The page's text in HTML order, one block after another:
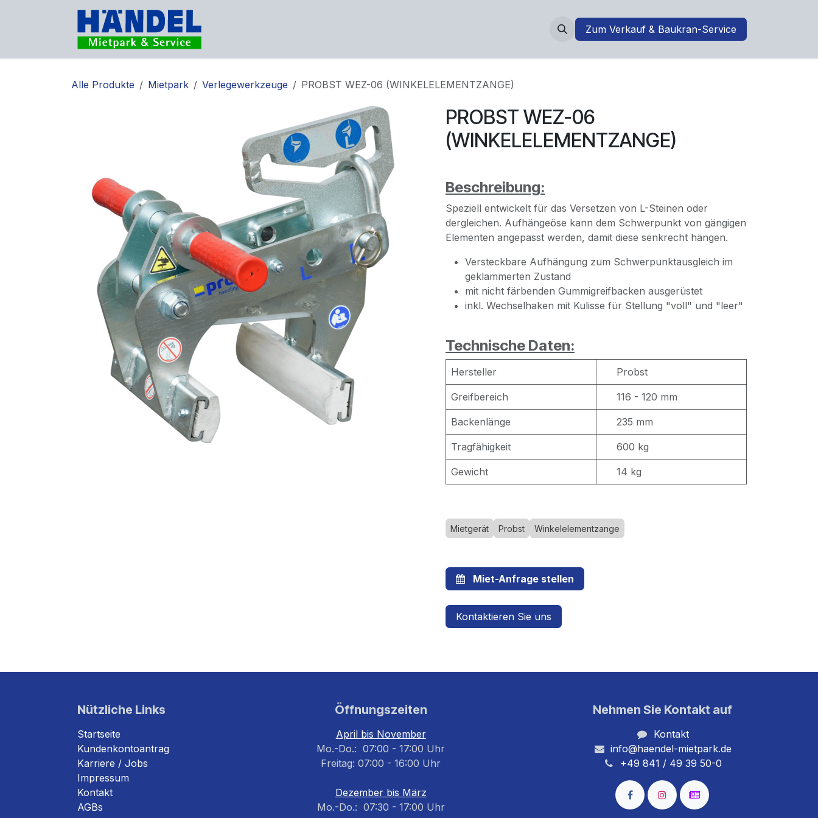
Zum Inhalt springen
Zum Verkauf & Baukran-Service
Alle Produkte Mietpark Verlegewerkzeuge PROBST WEZ-06 (WINKELELEMENTZANGE)
PROBST WEZ-06
(WINKELELEMENTZANGE)
Beschreibung:
Speziell entwickelt für das Versetzen von L-Steinen oder
dergleichen. Aufhängeöse kann dem Schwerpunkt von gängigen
Elementen angepasst werden, damit diese senkrecht hängen.
Versteckbare Aufhängung zum Schwerpunktausgleich im
geklammerten Zustand
mit nicht färbenden Gummigreifbacken ausgerüstet
inkl. Wechselhaken mit Kulisse für Stellung "voll" und "leer"
Technische Daten:
Hersteller Probst
Greifbereich 116 - 120 mm
Backenlänge 235 mm
Tragfähigkeit 600 kg
Gewicht 14 kg
Mietgerät Probst Winkelelementzange
Miet-Anfrage stellen
Kontaktieren Sie uns
Öffnungszeiten
April bis November
Mo.-Do.: 07:00 - 17:00 Uhr
Freitag: 07:00 - 16:00 Uhr
Dezember bis März
Mo.-Do.: 07:30 - 17:00 Uhr
Nützliche Links
Startseite
Kundenkontoantrag
Karriere / Jobs
Impressum
Kontakt
AGBs
Nehmen Sie Kontakt auf
Kontakt
info@haendel-mietpark.de
+49 841 / 49 39 50-0